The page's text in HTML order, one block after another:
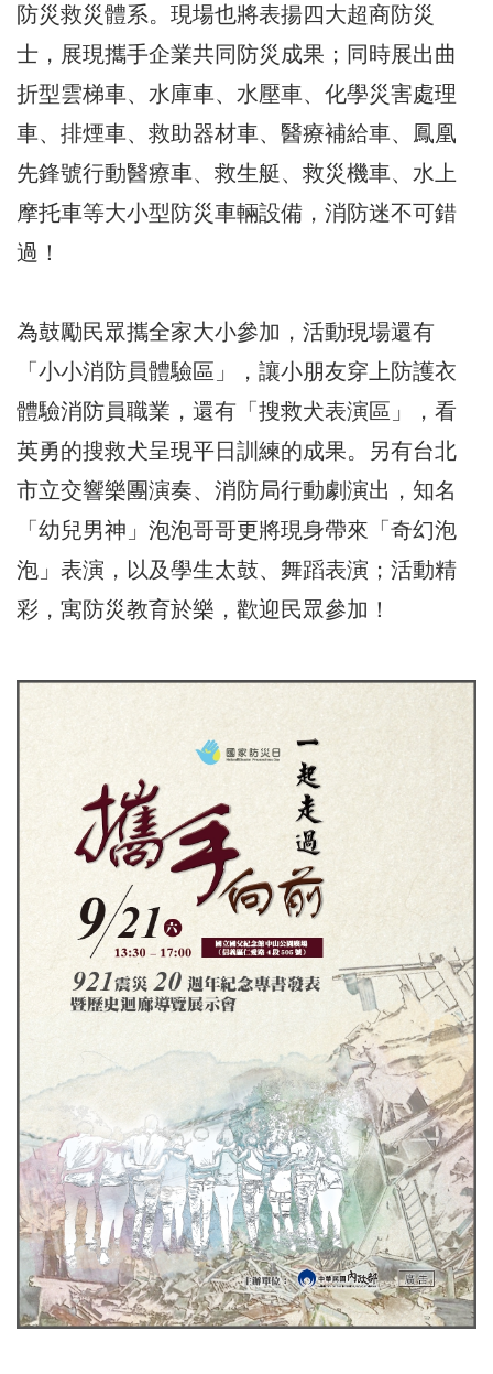
防災救災體系。現場也將表揚四大超商防災
士，展現攜手企業共同防災成果；同時展出曲
折型雲梯車、水庫車、水壓車、化學災害處理
車、排煙車、救助器材車、醫療補給車、鳳凰
先鋒號行動醫療車、救生艇、救災機車、水上
摩托車等大小型防災車輛設備，消防迷不可錯
過！
為鼓勵民眾攜全家大小參加，活動現場還有
「小小消防員體驗區」，讓小朋友穿上防護衣
體驗消防員職業，還有「搜救犬表演區」，看
英勇的搜救犬呈現平日訓練的成果。另有台北
市立交響樂團演奏、消防局行動劇演出，知名
「幼兒男神」泡泡哥哥更將現身帶來「奇幻泡
泡」表演，以及學生太鼓、舞蹈表演；活動精
彩，寓防災教育於樂，歡迎民眾參加！